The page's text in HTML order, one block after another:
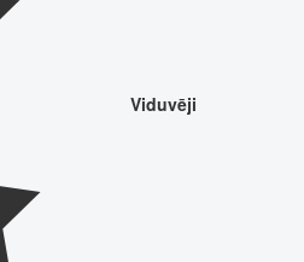
Viduvēji